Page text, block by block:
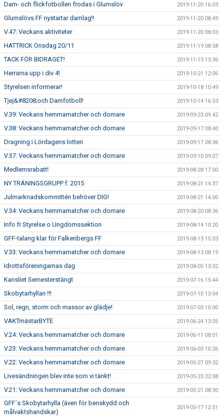
Dam- och flickfotbollen frodas i Glumslöv 2019-11-20 16:03
Glumslövs FF nystartar damlag!! 2019-11-20 08:49
V.47: Veckans aktiviteter 2019-11-20 08:03
HATTRICK Onsdag 20/11 2019-11-19 08:58
TACK FÖR BIDRAGET! 2019-11-13 13:36
Herrarna upp i div 4! 2019-10-21 12:06
Styrelsen informerar! 2019-10-18 10:49
Tjej&#8208;och Damfotboll! 2019-10-14 16:53
V.39: Veckans hemmamatcher och domare 2019-09-23 09:42
V.38: Veckans hemmamatcher och domare 2019-09-17 08:40
Dragning i Lördagens lotteri 2019-09-17 08:36
V.37: Veckans hemmamatcher och domare 2019-09-10 09:07
Medlemsrabatt! 2019-08-28 17:00
NY TRÄNINGSGRUPP f. 2015 2019-08-21 14:37
Julmarknadskommittén behöver DIG! 2019-08-21 14:00
V.34: Veckans hemmamatcher och domare 2019-08-20 08:36
Info fr Styrelse o Ungdomssektion 2019-08-14 10:20
GFF-talang klar för Falkenbergs FF 2019-08-13 15:03
V.33: Veckans hemmamatcher och domare 2019-08-13 08:19
Idrottsföreningarnas dag 2019-08-05 13:02
Kansliet Semesterstängt 2019-07-16 15:44
Skobytarhyllan !!! 2019-07-10 13:04
Sol, regn, storm och massor av glädje! 2019-07-03 10:00
VAKTmästarBYTE 2019-06-24 13:05
V.24: Veckans hemmamatcher och domare 2019-06-11 08:01
V.23: Veckans hemmamatcher och domare 2019-06-03 10:26
V.22: Veckans hemmamatcher och domare 2019-05-27 09:32
Livesändningen blev inte som vi tänkt! 2019-05-23 22:08
V.21: Veckans hemmamatcher och domare 2019-05-21 08:30
GFF´s Skobytarhylla (även för benskydd och
målvaktshandskar)
2019-05-17 12:51